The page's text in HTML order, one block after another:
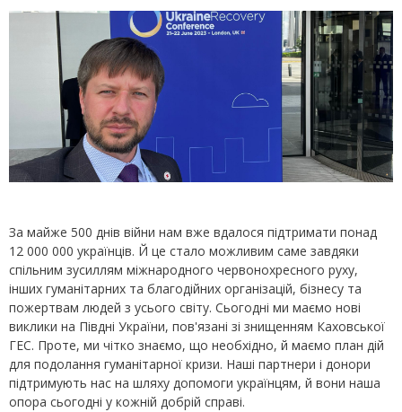
За майже 500 днів війни нам вже вдалося підтримати понад
12 000 000 українців. Й це стало можливим саме завдяки
спільним зусиллям міжнародного червонохресного руху,
інших гуманітарних та благодійних організацій, бізнесу та
пожертвам людей з усього світу. Сьогодні ми маємо нові
виклики на Півдні України, пов'язані зі знищенням Каховської
ГЕС. Проте, ми чітко знаємо, що необхідно, й маємо план дій
для подолання гуманітарної кризи. Наші партнери і донори
підтримують нас на шляху допомоги українцям, й вони наша
опора сьогодні у кожній добрій справі.